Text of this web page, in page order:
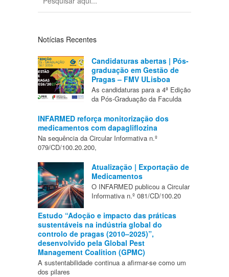
Notícias Recentes
Candidaturas abertas | Pós-
graduação em Gestão de
Pragas – FMV ULisboa
As candidaturas para a 4ª Edição
da Pós-Graduação da Faculda
INFARMED reforça monitorização dos
medicamentos com dapagliflozina
Na sequência da Circular Informativa n.º
079/CD/100.20.200,
Atualização | Exportação de
Medicamentos
O INFARMED publicou a Circular
Informativa n.º 081/CD/100.20
Estudo “Adoção e impacto das práticas
sustentáveis na indústria global do
controlo de pragas (2010–2025)”,
desenvolvido pela Global Pest
Management Coalition (GPMC)
A sustentabilidade continua a afirmar-se como um
dos pilares